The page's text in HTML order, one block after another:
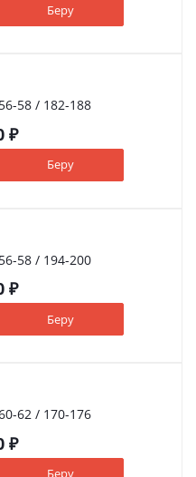
Беру
58 / 182-188
₽
Беру
58 / 194-200
₽
Беру
62 / 170-176
₽
Беру